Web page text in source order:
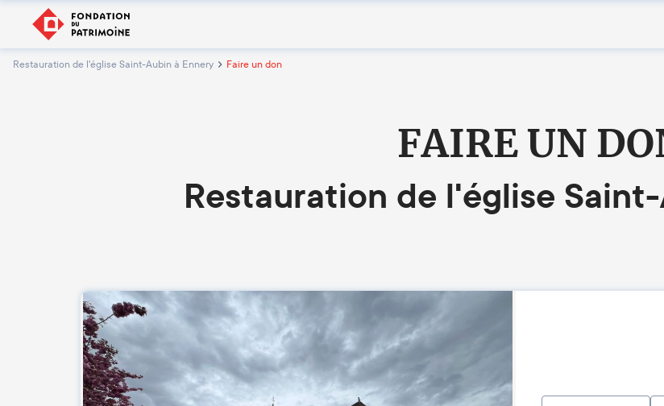
Restauration de l'église Saint-Aubin à Ennery Faire un don
FAIRE UN
Restauration de l'église